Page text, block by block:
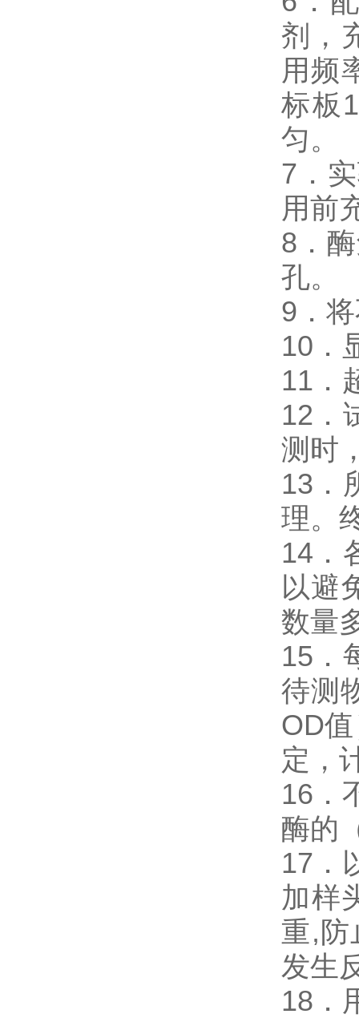
剂，
用频
标板
匀。
7．
用前
8．
孔。
9．
10．
11．
12．
测时
13．
理。
14．
以避
数量
15．
待测
OD
定，
16．
酶的
17．
加样
重,防
发生
18．